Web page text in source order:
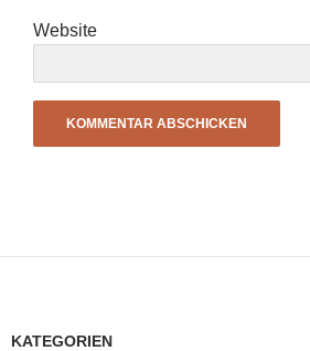
Website
KATEGORIEN